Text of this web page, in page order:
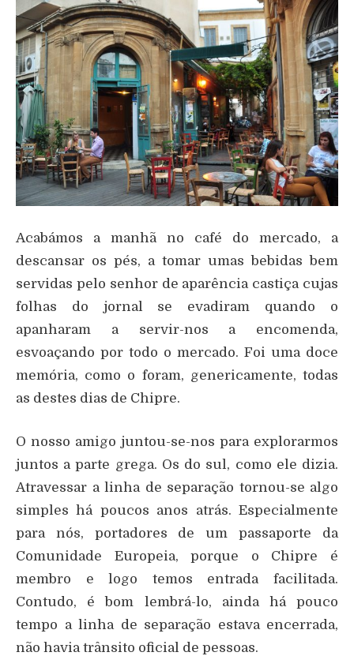
Acabámos a manhã no café do mercado, a
descansar os pés, a tomar umas bebidas bem
servidas pelo senhor de aparência castiça cujas
folhas do jornal se evadiram quando o
apanharam a servir-nos a encomenda,
esvoaçando por todo o mercado. Foi uma doce
memória, como o foram, genericamente, todas
as destes dias de Chipre.
O nosso amigo juntou-se-nos para explorarmos
juntos a parte grega. Os do sul, como ele dizia.
Atravessar a linha de separação tornou-se algo
simples há poucos anos atrás. Especialmente
para nós, portadores de um passaporte da
Comunidade Europeia, porque o Chipre é
membro e logo temos entrada facilitada.
Contudo, é bom lembrá-lo, ainda há pouco
tempo a linha de separação estava encerrada,
não havia trânsito oficial de pessoas.